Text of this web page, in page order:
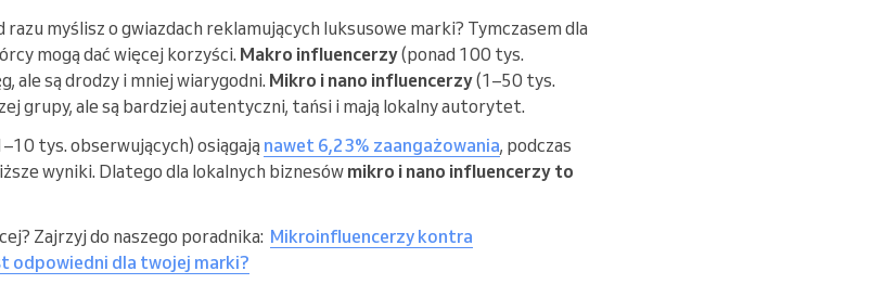
myślisz o gwiazdach reklamujących luksusowe marki? Tymczasem dla
mogą dać więcej korzyści. Makro influencerzy(ponad 100 tys.
ale są drodzy i mniej wiarygodni. Mikro i nano influencerzy(1–50 tys.
grupy, ale są bardziej autentyczni, tańsi i mają lokalny autorytet.
tys. obserwujących) osiągają nawet 6,23% zaangażowania, podczas
wyniki. Dlatego dla lokalnych biznesów mikro i nano influencerzy to
Zajrzyj do naszego poradnika: Mikroinfluencerzy kontra
odpowiedni dla twojej marki?